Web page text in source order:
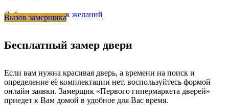
Добавить в список желаний
Вызов замерщика
Бесплатный замер двери
Если вам нужна красивая дверь, а времени на поиск и
определение её комплектации нет, воспользуйтесь формой
онлайн заявки. Замерщик «Первого гипермаркета дверей»
приедет к Вам домой в удобное для Вас время.